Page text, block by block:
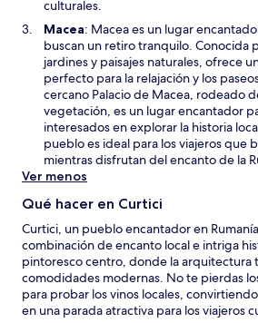
t
a
n
a
n
u
n
a
n
u
e
v
a
v
e
t
n
a
culturales.
MaceaS
e
a
b
r
i
r
á
e
n
n
a
n
u
e
v
a
: Macea es un lugar
buscan un retiro tranquilo. Conocida
jardines y paisajes naturales, ofrece
perfecto para la relajación y los
cercano Palacio de Macea, rodeado
vegetación, es un lugar encantador
interesados en explorar la historia
pueblo es ideal para los viajeros que
mientras disfrutan del encanto de la
Ver menos
Qué hacer en Curtici
Curtici, un pueblo encantador en
combinación de encanto local e intriga
pintoresco centro, donde la arquitectura
comodidades modernas. No te pierdas
para probar los vinos locales,
en una parada atractiva para los viajeros